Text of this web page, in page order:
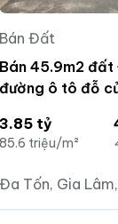
Bán Đất
Bán 45.9m2
đường ô tô đỗ
3.85 tỷ
85.6 triệu/m²
Đa Tốn, Gia